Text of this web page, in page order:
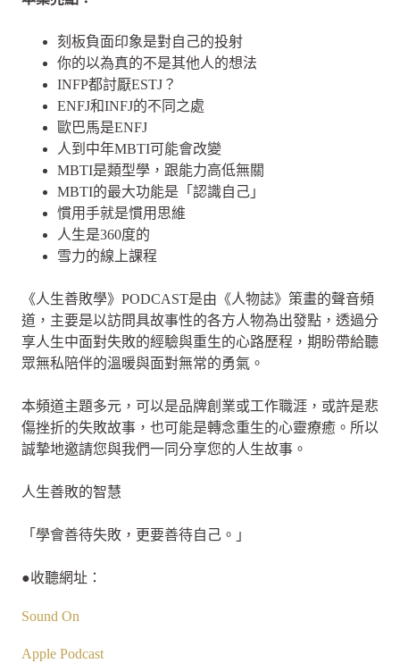
刻板負面印象是對自己的投射
你的以為真的不是其他人的想法
INFP都討厭ESTJ？
ENFJ和INFJ的不同之處
歐巴馬是ENFJ
人到中年MBTI可能會改變
MBTI是類型學，跟能力高低無關
MBTI的最大功能是「認識自己」
慣用手就是慣用思維
人生是360度的
雪力的線上課程
《人生善敗學》PODCAST是由《人物誌》策畫的聲音頻
道，主要是以訪問具故事性的各方人物為出發點，透過分
享人生中面對失敗的經驗與重生的心路歷程，期盼帶給聽
眾無私陪伴的溫暖與面對無常的勇氣。
本頻道主題多元，可以是品牌創業或工作職涯，或許是悲
傷挫折的失敗故事，也可能是轉念重生的心靈療癒。所以
誠摯地邀請您與我們一同分享您的人生故事。
人生善敗的智慧
「學會善待失敗，更要善待自己。」
●收聽網址：
Sound On
Apple Podcast